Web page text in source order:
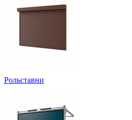
Рольставни